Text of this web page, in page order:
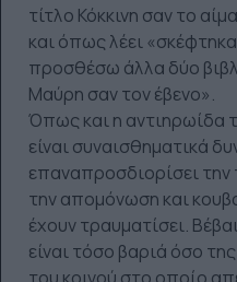
τίτλο Κόκκινη σαν το
και όπως λέει
προσθέσω άλλα δύο
Μαύρη σαν τον έβενο».
Όπως και η αντιηρωίδα
είναι συναισθηματικά
επαναπροσδιορίσει
την απομόνωση και
έχουν τραυματίσει.
είναι τόσο βαριά όσο